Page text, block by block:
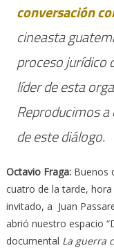
conversación
cineasta
proceso jurídico
líder de esta
Reproducimos
de este diálogo.
Octavio Fraga:Buenos
cuatro de la tarde,
invitado, a Juan
abrió nuestro espacio
documental La guerra